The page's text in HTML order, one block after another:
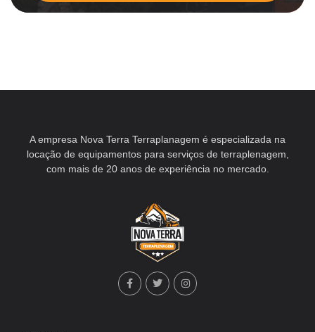
A empresa Nova Terra Terraplanagem é especializada na
locação de equipamentos para serviços de terraplenagem,
com mais de 20 anos de experiência no mercado.